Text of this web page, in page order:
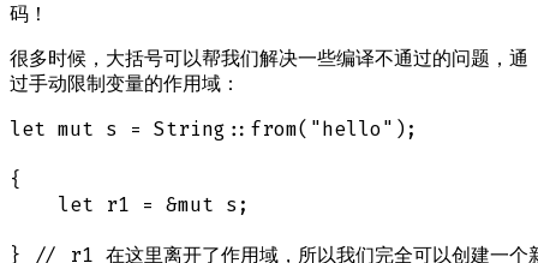
码！
很多时候，大括号可以帮我们解决一些编译不通过的问题，通
过手动限制变量的作用域：
let mut s = String::from("hello");
{
    let r1 = &mut s;
} // r1 在这里离开了作用域，所以我们完全可以创建一个